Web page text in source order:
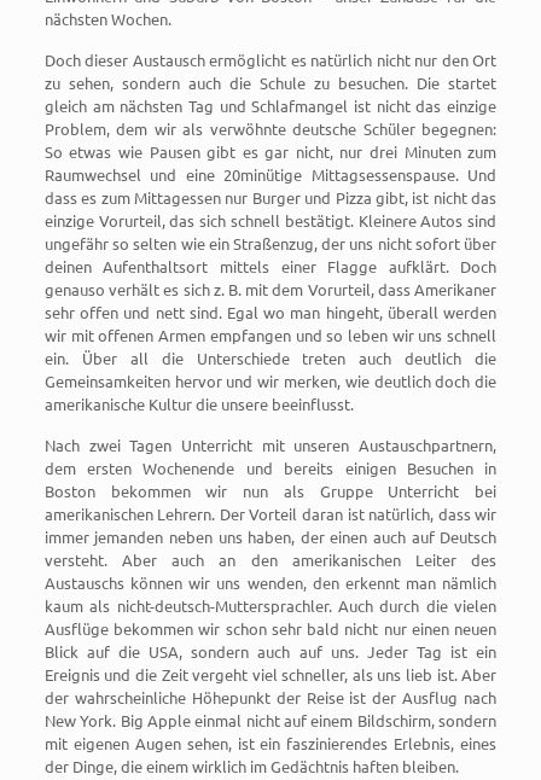
nächsten Wochen.
Doch dieser Austausch ermöglicht es natürlich nicht nur den Ort
zu sehen, sondern auch die Schule zu besuchen. Die startet
gleich am nächsten Tag und Schlafmangel ist nicht das einzige
Problem, dem wir als verwöhnte deutsche Schüler begegnen:
So etwas wie Pausen gibt es gar nicht, nur drei Minuten zum
Raumwechsel und eine 20minütige Mittagsessenspause. Und
dass es zum Mittagessen nur Burger und Pizza gibt, ist nicht das
einzige Vorurteil, das sich schnell bestätigt. Kleinere Autos sind
ungefähr so selten wie ein Straßenzug, der uns nicht sofort über
deinen Aufenthaltsort mittels einer Flagge aufklärt. Doch
genauso verhält es sich z. B. mit dem Vorurteil, dass Amerikaner
sehr offen und nett sind. Egal wo man hingeht, überall werden
wir mit offenen Armen empfangen und so leben wir uns schnell
ein. Über all die Unterschiede treten auch deutlich die
Gemeinsamkeiten hervor und wir merken, wie deutlich doch die
amerikanische Kultur die unsere beeinflusst.
Nach zwei Tagen Unterricht mit unseren Austauschpartnern,
dem ersten Wochenende und bereits einigen Besuchen in
Boston bekommen wir nun als Gruppe Unterricht bei
amerikanischen Lehrern. Der Vorteil daran ist natürlich, dass wir
immer jemanden neben uns haben, der einen auch auf Deutsch
versteht. Aber auch an den amerikanischen Leiter des
Austauschs können wir uns wenden, den erkennt man nämlich
kaum als nicht-deutsch-Muttersprachler. Auch durch die vielen
Ausflüge bekommen wir schon sehr bald nicht nur einen neuen
Blick auf die USA, sondern auch auf uns. Jeder Tag ist ein
Ereignis und die Zeit vergeht viel schneller, als uns lieb ist. Aber
der wahrscheinliche Höhepunkt der Reise ist der Ausflug nach
New York. Big Apple einmal nicht auf einem Bildschirm, sondern
mit eigenen Augen sehen, ist ein faszinierendes Erlebnis, eines
der Dinge, die einem wirklich im Gedächtnis haften bleiben.